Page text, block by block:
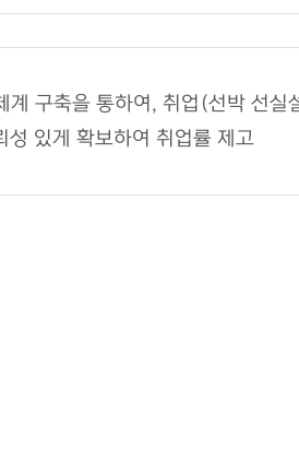
구축을 통하여, 취업(선박 선
있게 확보하여 취업률 제고